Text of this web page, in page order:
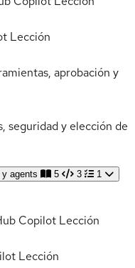
Lección
aprobación y
seguridad y elección de
agents 5 3 1
Copilot Lección
Lección